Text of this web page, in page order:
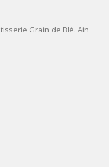
Grain de Blé. Ain